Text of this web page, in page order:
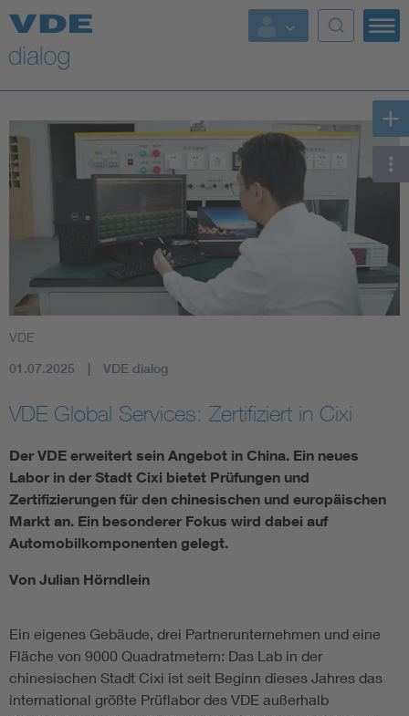
VDE
01.07.2025 VDE dialog
VDE Global Services: Zertifiziert in Cixi
Der VDE erweitert sein Angebot in China. Ein neues
Labor in der Stadt Cixi bietet Prüfungen und
Zertifizierungen für den chinesischen und europäischen
Markt an. Ein besonderer Fokus wird dabei auf
Automobilkomponenten gelegt.
Von Julian Hörndlein
Ein eigenes Gebäude, drei Partnerunternehmen und eine
Fläche von 9000 Quadratmetern: Das Lab in der
chinesischen Stadt Cixi ist seit Beginn dieses Jahres das
international größte Prüflabor des VDE außerhalb